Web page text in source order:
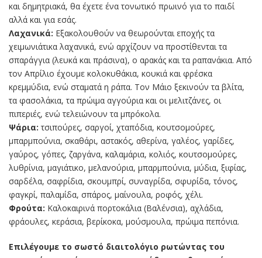
και δημητριακά, θα έχετε ένα τονωτικό πρωινό για το παιδί
αλλά και για εσάς.
Λαχανικά: Εξακολουθούν να θεωρούνται εποχής τα
χειμωνιάτικα λαχανικά, ενώ αρχίζουν να προστίθενται τα
σπαράγγια (λευκά και πράσινα), ο αρακάς και τα ραπανάκια. Από
τον Απρίλιο έχουμε κολοκυθάκια, κουκιά και φρέσκα
κρεμμύδια, ενώ σταματά η ράπα. Τον Μάιο ξεκινούν τα βλίτα,
τα φασολάκια, τα πρώιμα αγγούρια και οι μελιτζάνες, οι
πιπεριές, ενώ τελειώνουν τα μπρόκολα.
Ψάρια: τσιπούρες, σαργοί, χταπόδια, κουτσομούρες,
μπαρμπούνια, σκαθάρι, αστακός, αθερίνα, γαλέος, γαρίδες,
γαύρος, γόπες, ζαργάνα, καλαμάρια, κολιός, κουτσομούρες,
λυθρίνια, μαγιάτικο, μελανούρια, μπαρμπούνια, μύδια, ξιφίας,
σαρδέλα, σαφρίδια, σκουμπρί, συναγρίδα, σφυρίδα, τόνος,
φαγκρί, παλαμίδα, σπάρος, μαίνουλα, ροφός, χέλι.
Φρούτα: Καλοκαιρινά πορτοκάλια (Βαλένσια), αχλάδια,
φράουλες, κεράσια, βερίκοκα, μούσμουλα, πρώιμα πεπόνια.
Επιλέγουμε το σωστό διαιτολόγιο ρωτώντας του